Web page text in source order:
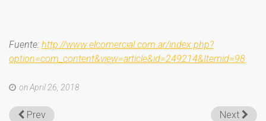
Fuente: http://www.elcomercial.com.ar/index.php?
option=com_content&view=article&id=249214&Itemid=98
on April 26, 2018
Prev Next